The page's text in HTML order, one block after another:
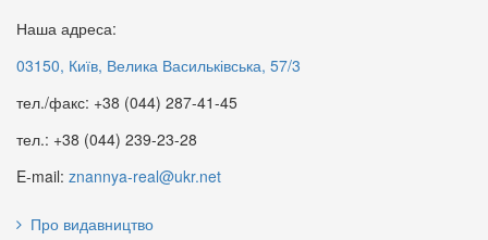
Організація та регулювання
дорожнього руху
300 грн.
Основи громадянського
Наша адреса:
03150, Київ, Велика Васильківська, 57/3
тел./факс: +38 (044) 287-41-45
тел.: +38 (044) 239-23-28
E-mail: znannya-real@ukr.net
Про видавництво